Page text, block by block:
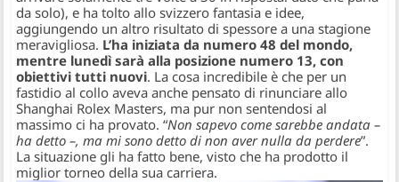
da solo), e ha tolto allo svizzero fantasia e idee,
aggiungendo un altro risultato di spessore a una stagione
meravigliosa. L’ha iniziata da numero 48 del mondo,
mentre lunedì sarà alla posizione numero 13, con
obiettivi tutti nuovi. La cosa incredibile è che per un
fastidio al collo aveva anche pensato di rinunciare allo
Shanghai Rolex Masters, ma pur non sentendosi al
massimo ci ha provato. “Non sapevo come sarebbe andata –
ha detto –, ma mi sono detto di non aver nulla da perdere”.
La situazione gli ha fatto bene, visto che ha prodotto il
miglior torneo della sua carriera.